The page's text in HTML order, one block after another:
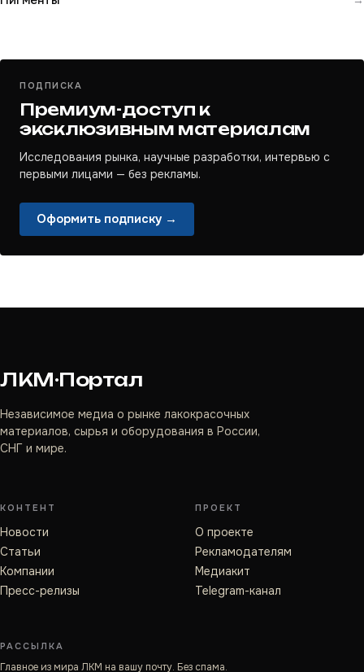
ПОДПИСКА
Премиум-доступ к
эксклюзивным материалам
Исследования рынка, научные разработки, интервью с
первыми лицами — без рекламы.
Оформить подписку →
ЛКМ·Портал
Независимое медиа о рынке лакокрасочных
материалов, сырья и оборудования в России,
СНГ и мире.
КОНТЕНТ
Новости
Статьи
Компании
Пресс-релизы
ПРОЕКТ
О проекте
Рекламодателям
Медиакит
Telegram-канал
РАССЫЛКА
Главное из мира ЛКМ на вашу почту. Без спама.